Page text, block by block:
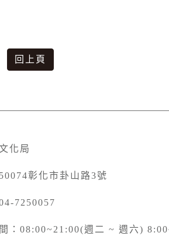
回上頁
化局
彰化市卦山路3號
7250057
：08:00~21:00(週二 ~ 週六)